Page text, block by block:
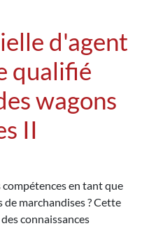
d'agent
qualifié
wagons
II
en tant que
marchandises ? Cette
connaissances